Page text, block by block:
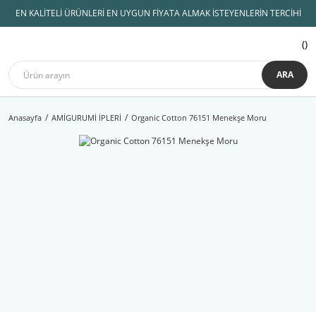
EN KALİTELİ ÜRÜNLERİ EN UYGUN FİYATA ALMAK İSTEYENLERİN TERCİHİ
ARA
Anasayfa AMİGURUMİ İPLERİ Organic Cotton 76151 Menekşe Moru